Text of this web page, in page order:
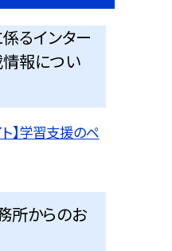
るインター
情報につい
】学習支援のペ
所からのお